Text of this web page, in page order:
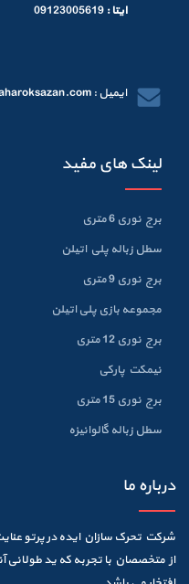
ایتا : 09123005619
ایمیل : info@taharoksazan.com
لینک های مفید
برج نوری 6 متری
سطل زباله پلي اتيلن
برج نوری 9 متری
مجموعه بازی پلی اتیلن
برج نوری 12 متری
نیمکت پارکی
برج نوری 15 متری
سطل زباله گالوانيزه
درباره ما
شرکت تحرک سازان ایده در پرتو
از متخصصان با تجربه که ید طولانی